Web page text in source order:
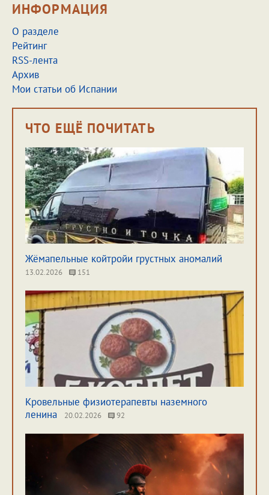
ИНФОРМАЦИЯ
О разделе
Рейтинг
RSS-лента
Архив
Мои статьи об Испании
ЧТО ЕЩЁ ПОЧИТАТЬ
Жёмапельные койтройи грустных аномалий
13.02.2026 151
Кровельные физиотерапевты наземного
ленина
20.02.2026 92